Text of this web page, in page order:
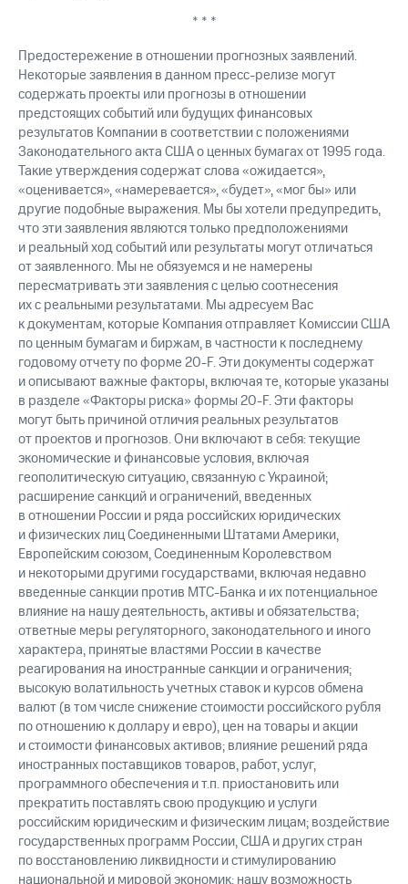
* * *
Предостережение в отношении прогнозных заявлений.
Некоторые заявления в данном пресс-релизе могут
содержать проекты или прогнозы в отношении
предстоящих событий или будущих финансовых
результатов Компании в соответствии с положениями
Законодательного акта США о ценных бумагах от 1995 года.
Такие утверждения содержат слова «ожидается»,
«оценивается», «намеревается», «будет», «мог бы» или
другие подобные выражения. Мы бы хотели предупредить,
что эти заявления являются только предположениями
и реальный ход событий или результаты могут отличаться
от заявленного. Мы не обязуемся и не намерены
пересматривать эти заявления с целью соотнесения
их с реальными результатами. Мы адресуем Вас
к документам, которые Компания отправляет Комиссии США
по ценным бумагам и биржам, в частности к последнему
годовому отчету по форме 20-F. Эти документы содержат
и описывают важные факторы, включая те, которые указаны
в разделе «Факторы риска» формы 20-F. Эти факторы
могут быть причиной отличия реальных результатов
от проектов и прогнозов. Они включают в себя: текущие
экономические и финансовые условия, включая
геополитическую ситуацию, связанную с Украиной;
расширение санкций и ограничений, введенных
в отношении России и ряда российских юридических
и физических лиц Соединенными Штатами Америки,
Европейским союзом, Соединенным Королевством
и некоторыми другими государствами, включая недавно
введенные санкции против МТС-Банка и их потенциальное
влияние на нашу деятельность, активы и обязательства;
ответные меры регуляторного, законодательного и иного
характера, принятые властями России в качестве
реагирования на иностранные санкции и ограничения;
высокую волатильность учетных ставок и курсов обмена
валют (в том числе снижение стоимости российского рубля
по отношению к доллару и евро), цен на товары и акции
и стоимости финансовых активов; влияние решений ряда
иностранных поставщиков товаров, работ, услуг,
программного обеспечения и т.п. приостановить или
прекратить поставлять свою продукцию и услуги
российским юридическим и физическим лицам; воздействие
государственных программ России, США и других стран
по восстановлению ликвидности и стимулированию